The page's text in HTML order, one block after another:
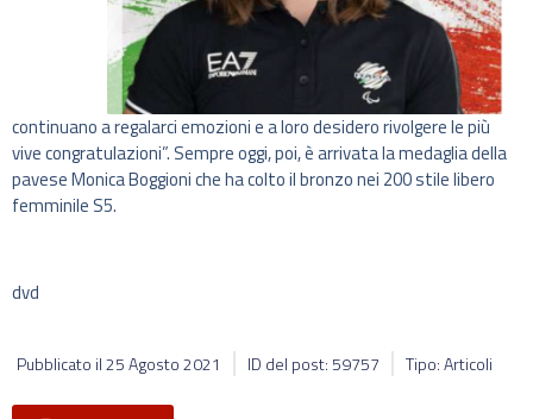
continuano a regalarci emozioni e a loro desidero rivolgere le più
vive congratulazioni”. Sempre oggi, poi, è arrivata la medaglia della
pavese Monica Boggioni che ha colto il bronzo nei 200 stile libero
femminile S5.
dvd
Pubblicato il25 Agosto 2021 ID del post: 59757 Tipo: Articoli